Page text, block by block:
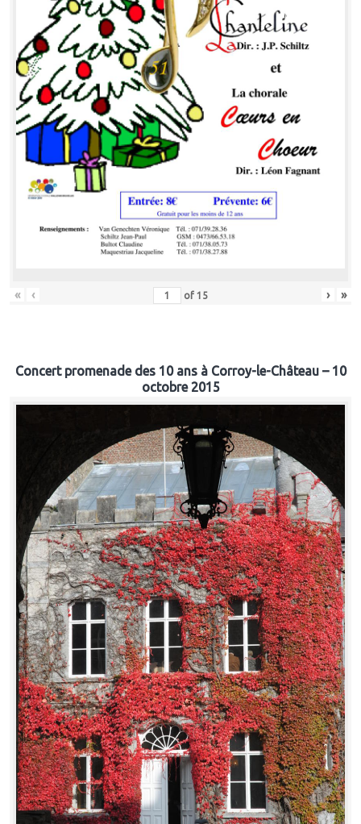
« ‹ of 15 › »
Concert promenade des 10 ans à Corroy-le-Château – 10
octobre 2015